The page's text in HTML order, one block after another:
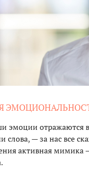
эмоции отражаются
слова, — за нас все
активная мимика